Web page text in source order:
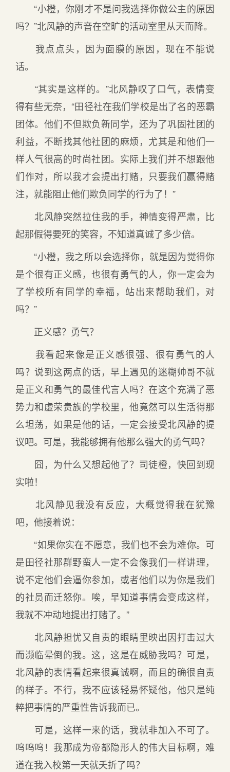
“小橙，你刚才不是问我选择你做公主的原因
吗？”北风静的声音在空旷的活动室里从天而降。
我点点头，因为面膜的原因，现在不能说
话。
“其实是这样的。”北风静叹了口气，表情变
得有些无奈，“田径社在我们学校是出了名的恶霸
团体。他们不但欺负新同学，还为了巩固社团的
利益，不断找其他社团的麻烦，尤其是和他们一
样人气很高的时尚社团。实际上我们并不想跟他
们作对，所以我才会提出打赌，只要我们赢得赌
注，就能阻止他们欺负同学的行为了！”
北风静突然拉住我的手，神情变得严肃，比
起那假得要死的笑容，不知道真诚了多少倍。
“小橙，我之所以会选择你，就是因为觉得你
是个很有正义感，也很有勇气的人，你一定会为
了学校所有同学的幸福，站出来帮助我们，对
吗？”
正义感？勇气？
我看起来像是正义感很强、很有勇气的人
吗？说到这两点的话，早上遇见的迷糊帅哥不就
是正义和勇气的最佳代言人吗？在这个充满了恶
势力和虚荣贵族的学校里，他竟然可以生活得那
么坦荡，如果是他的话，一定会接受北风静的提
议吧。可是，我能够拥有他那么强大的勇气吗？
囧，为什么又想起他了？司徒橙，快回到现
实啦！
北风静见我没有反应，大概觉得我在犹豫
吧，他接着说：
“如果你实在不愿意，我们也不会为难你。可
是田径社那群野蛮人一定不会像我们一样讲理，
说不定他们会逼你参加，或者他们以为你是我们
的社员而迁怒你。唉，早知道事情会变成这样，
我就不冲动地提出打赌了。”
北风静担忧又自责的眼睛里映出因打击过大
而濒临晕倒的我。这，这是在威胁我吗？可是，
北风静的表情看起来很真诚啊，而且的确很自责
的样子。不行，我不应该轻易怀疑他，他只是纯
粹把事情的严重性告诉我而已。
可是，这样一来的话，我就非加入不可了。
呜呜呜！我那成为帝都隐形人的伟大目标啊，难
道在我入校第一天就夭折了吗？